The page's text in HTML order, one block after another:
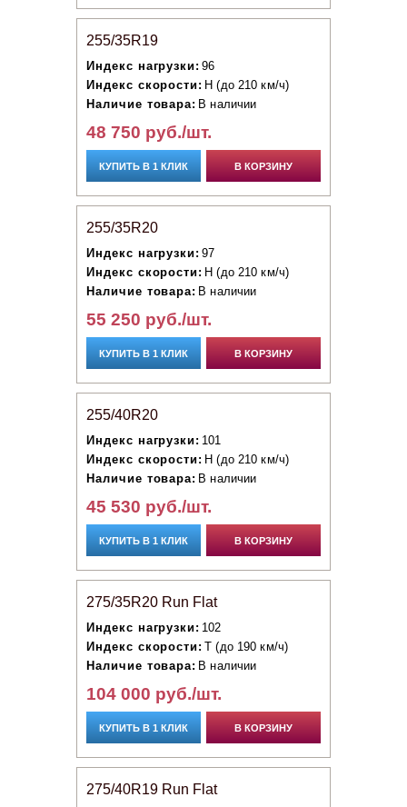
255/35R19
Индекс нагрузки: 96
Индекс скорости: H (до 210 км/ч)
Наличие товара: В наличии
48 750 руб./шт.
КУПИТЬ В 1 КЛИК В КОРЗИНУ
255/35R20
Индекс нагрузки: 97
Индекс скорости: H (до 210 км/ч)
Наличие товара: В наличии
55 250 руб./шт.
КУПИТЬ В 1 КЛИК В КОРЗИНУ
255/40R20
Индекс нагрузки: 101
Индекс скорости: H (до 210 км/ч)
Наличие товара: В наличии
45 530 руб./шт.
КУПИТЬ В 1 КЛИК В КОРЗИНУ
275/35R20 Run Flat
Индекс нагрузки: 102
Индекс скорости: T (до 190 км/ч)
Наличие товара: В наличии
104 000 руб./шт.
КУПИТЬ В 1 КЛИК В КОРЗИНУ
275/40R19 Run Flat